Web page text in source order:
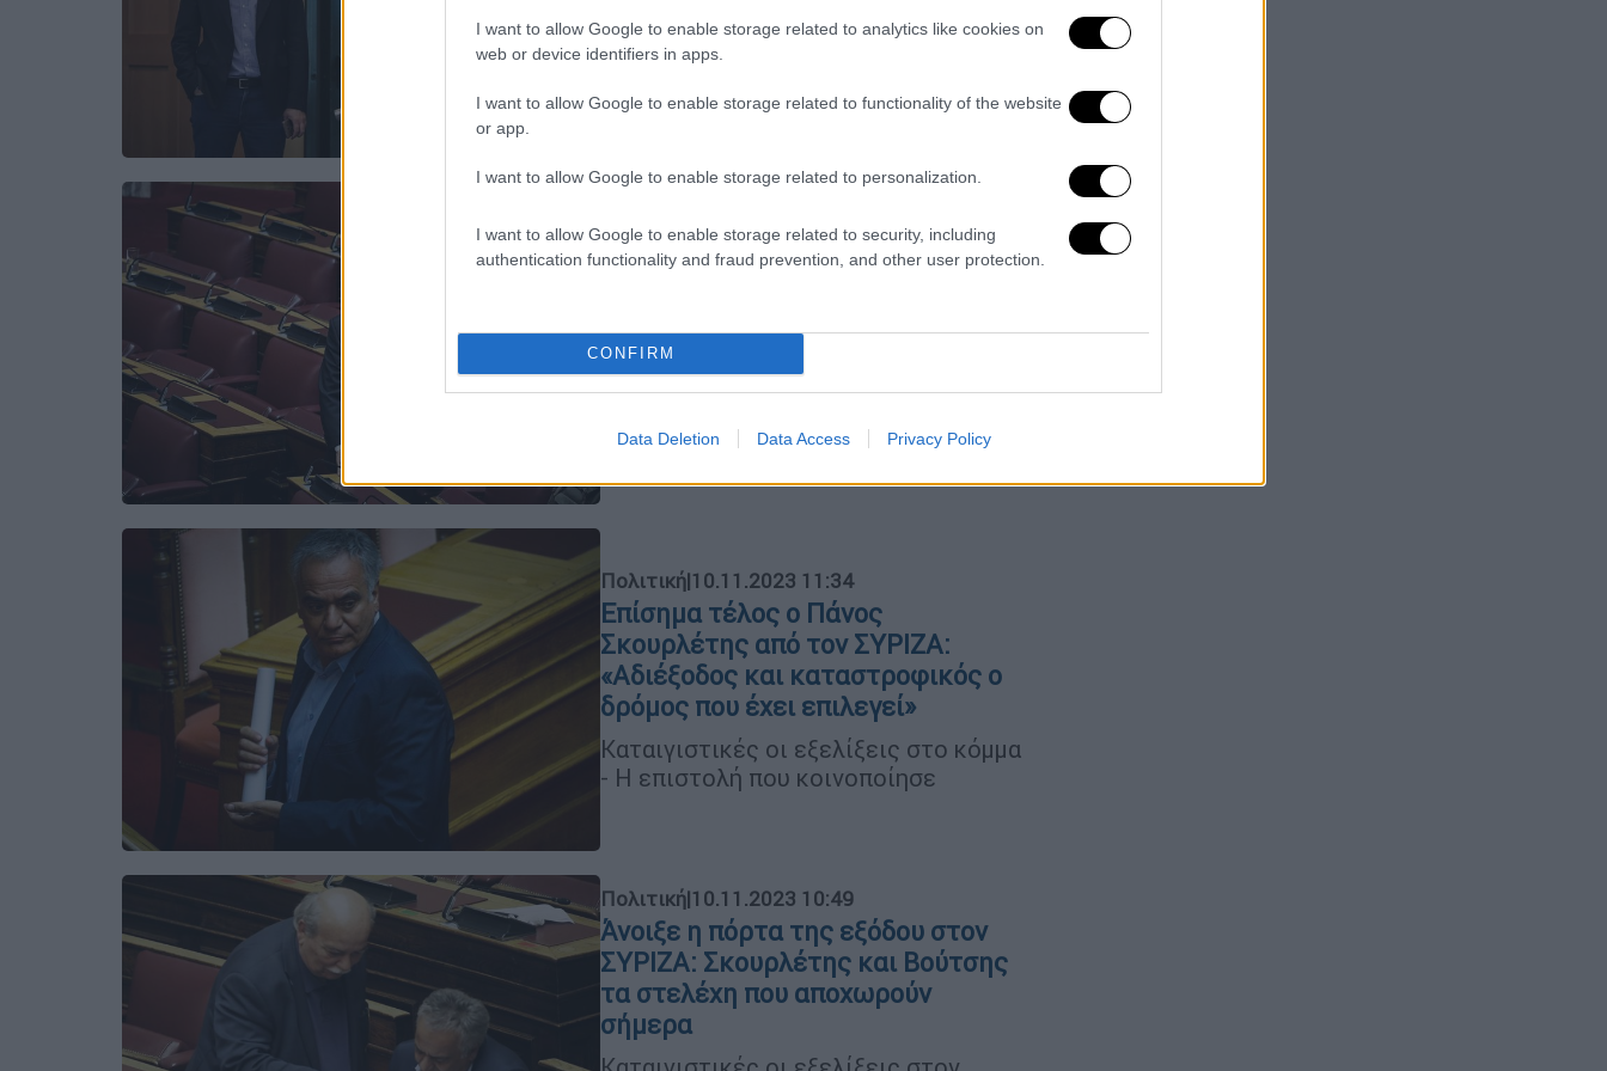
I want to allow Google to enable storage related to analytics like cookies on
web or device identifiers in apps.
I want to allow Google to enable storage related to functionality of the website
or app.
I want to allow Google to enable storage related to personalization.
I want to allow Google to enable storage related to security, including
authentication functionality and fraud prevention, and other user protection.
CONFIRM
Data Deletion Data Access Privacy Policy
Τις, έτσι κι αλλιώς, ραγδαίες
εξελίξεις στον ΣΥΡΙΖΑ ΠΣ επιταχύνει
η σημερινή παρέμβαση Κασσελάκη
Πολιτική|10.11.2023 13:00
Τέλος και ο Νίκος Βούτσης από
προσομοιάζει σε πολιτική
ανήκεστο βλάβη»
Συνεχείς εξελίξεις στο κόμμα της
Κουμουνδούρου
Πολιτική|10.11.2023 11:34
Επίσημα τέλος ο Πάνος
Σκουρλέτης από τον ΣΥΡΙΖΑ:
«Αδιέξοδος και καταστροφικός ο
δρόμος που έχει επιλεγεί»
Καταιγιστικές οι εξελίξεις στο κόμμα
- Η επιστολή που κοινοποίησε
Πολιτική|10.11.2023 10:49
Άνοιξε η πόρτα της εξόδου στον
ΣΥΡΙΖΑ: Σκουρλέτης και Βούτσης
τα στελέχη που αποχωρούν
σήμερα